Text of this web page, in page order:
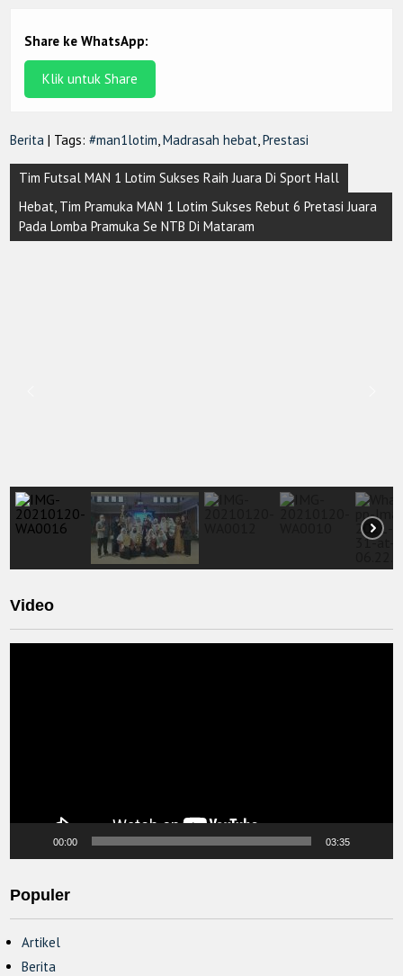
Share ke WhatsApp:
Klik untuk Share
Berita | Tags:#man1lotim,Madrasah hebat,Prestasi
Post
navigation
Tim Futsal MAN 1 Lotim Sukses Raih Juara Di Sport Hall
Hebat, Tim Pramuka MAN 1 Lotim Sukses Rebut 6 Pretasi Juara
Pada Lomba Pramuka Se NTB Di Mataram
Video
00:00 03:35
Populer
Artikel
Berita